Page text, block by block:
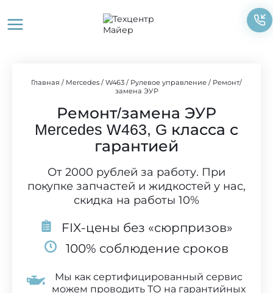
содержимому
Главная / Mercedes / W463 / Рулевое управление / Ремонт/
замена ЭУР
Ремонт/замена ЭУР
Mercedes W463, G класса с
гарантией
От 2000 рублей за работу. При
покупке запчастей и жидкостей у нас,
скидка на работы 10%
FIX-цены без «сюрпризов»
100% соблюдение сроков
Мы как сертифицированный сервис
можем проводить ТО на гарантийных